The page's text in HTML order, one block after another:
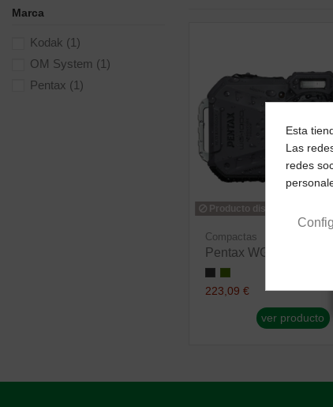
Producto disponible con
Compactas
Pentax WG-1000
223,09 €
ver producto
Marca
Kodak (1)
OM System (1)
Pentax (1)
Esta
Las
redes